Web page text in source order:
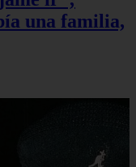
una familia,